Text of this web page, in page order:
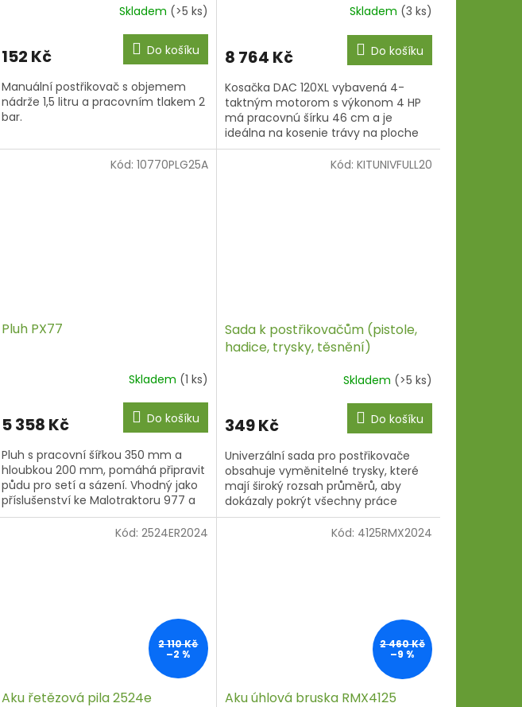
Skladem (>5 ks)
152 Kč Do košíku
Manuální postřikovač s objemem
nádrže 1,5 litru a pracovním tlakem 2
bar.
Skladem (3 ks)
8 764 Kč Do košíku
Kosačka DAC 120XL vybavená 4-
taktným motorom s výkonom 4 HP
má pracovnú šírku 46 cm a je
ideálna na kosenie trávy na ploche
až 1600 metrov štvorcových.
Kosačka na trávu DAC...
Pluh PX77
Skladem (1 ks)
5 358 Kč Do košíku
Pluh s pracovní šířkou 350 mm a
hloubkou 200 mm, pomáhá připravit
půdu pro setí a sázení. Vhodný jako
příslušenství ke Malotraktoru 977 a
Malotraktoru 1077.
Kód: 10770PLG25A
Sada k postřikovačům (pistole,
hadice, trysky, těsnění)
Skladem (>5 ks)
349 Kč Do košíku
Univerzální sada pro postřikovače
obsahuje vyměnitelné trysky, které
mají široký rozsah průměrů, aby
dokázaly pokrýt všechny práce
potřebné při zavlažování ovocných
Kód: KITUNIVFULL20
2 110 Kč
–2 %
Aku řetězová pila 2524e
Kód: 2524ER2024
2 460 Kč
–9 %
Aku úhlová bruska RMX4125
Kód: 4125RMX2024